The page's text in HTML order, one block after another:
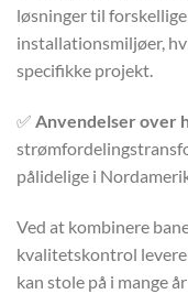
løsninger til
installationsmiljøer,
specifikke projekt.
✅ Anvendelser over
pålidelige i
Ved at kombinere
kvalitetskontrol
kan stole på i mange